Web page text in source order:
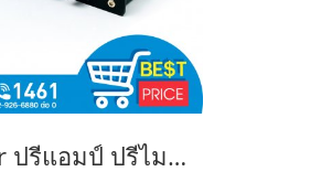
Distar ปรีแอมป์ ปรีไมค์ รถบัส รถทัวร์ รถบันทุก ไฟ24 โวลล์ ปรีแอมป์ 5แบนด์ ปรีแอมป์ โม 5 แบน รุ่น BE-500K